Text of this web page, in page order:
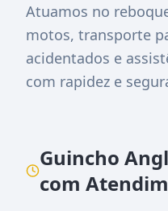
Atuamos no
motos, transporte
acidentados e
com rapidez e
Guincho
com